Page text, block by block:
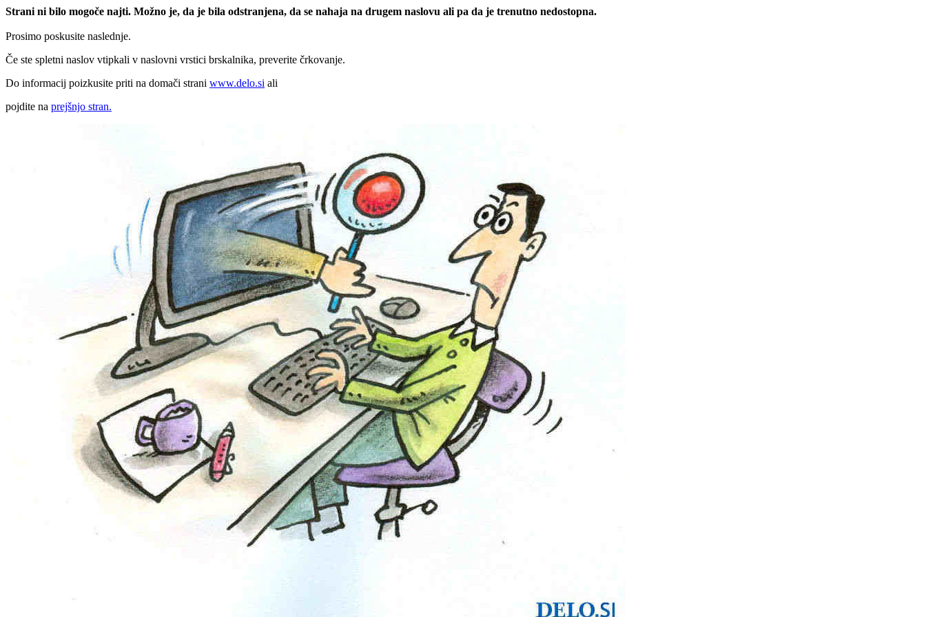
Strani ni bilo mogoče najti. Možno je, da je bila odstranjena, da se nahaja na drugem naslovu ali pa da je trenutno nedostopna.
Prosimo poskusite naslednje.
Če ste spletni naslov vtipkali v naslovni vrstici brskalnika, preverite črkovanje.
Do informacij poizkusite priti na domači strani www.delo.si ali
pojdite na prejšnjo stran.